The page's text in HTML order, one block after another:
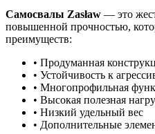
Самосвалы Zasław — это
повышенной прочностью,
преимуществ:
• Продуманная
• Устойчивость к
• Многопрофильная
• Высокая полезная
• Низкий удельный вес
• Дополнительные